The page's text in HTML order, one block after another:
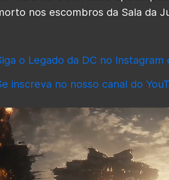
nos escombros da Sala da
o Legado da DC no Instagram
inscreva no nosso canal do